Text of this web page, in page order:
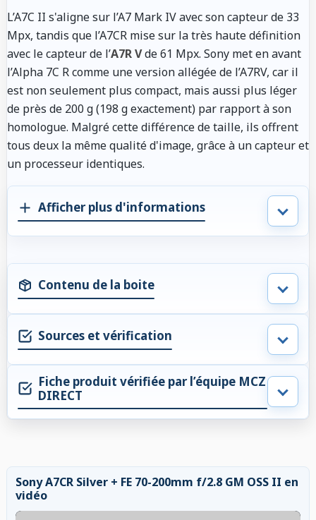
L’A7C II s'aligne sur l’A7 Mark IV avec son capteur de 33
Mpx, tandis que l’A7CR mise sur la très haute définition
avec le capteur de l’A7R Vde 61 Mpx. Sony met en avant
l’Alpha 7C R comme une version allégée de l’A7RV, car il
est non seulement plus compact, mais aussi plus léger
de près de 200 g (198 g exactement) par rapport à son
homologue. Malgré cette différence de taille, ils offrent
tous deux la même qualité d'image, grâce à un capteur et
un processeur identiques.
Afficher plus d'informations
Contenu de la boite
Sources et vérification
Fiche produit vérifiée par l’équipe MCZ
DIRECT
Sony A7CR Silver + FE 70-200mm f/2.8 GM OSS II en
vidéo